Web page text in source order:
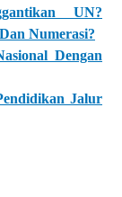
UN?
Numerasi?
Dengan
Jalur